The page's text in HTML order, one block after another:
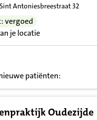
Antoniesbreestraat 32
vergoed
je locatie
patiënten:
Oudezijde